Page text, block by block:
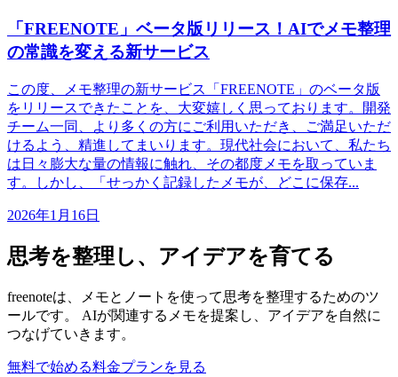
「FREENOTE」ベータ版リリース！AIでメモ整理
の常識を変える新サービス
この度、メモ整理の新サービス「FREENOTE」のベータ版
をリリースできたことを、大変嬉しく思っております。開発
チーム一同、より多くの方にご利用いただき、ご満足いただ
けるよう、精進してまいります。現代社会において、私たち
は日々膨大な量の情報に触れ、その都度メモを取っていま
す。しかし、「せっかく記録したメモが、どこに保存...
2026年1月16日
思考を整理し、アイデアを育てる
freenoteは、メモとノートを使って思考を整理するためのツ
ールです。 AIが関連するメモを提案し、アイデアを自然に
つなげていきます。
無料で始める料金プランを見る